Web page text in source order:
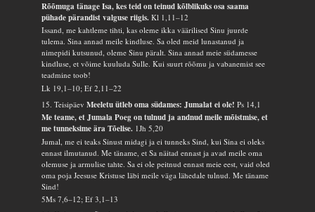
Rõõmuga tänage Isa, kes teid on teinud kõlblikuks osa saama
pühade pärandist valguse riigis.Kl 1,11–12
Issand, me kahtleme tihti, kas oleme ikka väärilised Sinu juurde
tulema. Sina annad meile kindluse. Sa oled meid lunastanud ja
nimepidi kutsunud, oleme Sinu päralt. Sina annad meie südamesse
kindluse, et võime kuuluda Sulle. Kui suurt rõõmu ja vabanemist see
teadmine toob!
Lk 19,1–10; Ef 2,11–22
15. TeisipäevMeeletu ütleb oma südames: Jumalat ei ole!Ps 14,1
Me teame, et Jumala Poeg on tulnud ja andnud meile mõistmise, et
me tunneksime ära Tõelise. 1Jh 5,20
Jumal, me ei teaks Sinust midagi ja ei tunneks Sind, kui Sina ei oleks
ennast ilmutanud. Me täname, et Sa näitad ennast ja avad meile oma
olemuse ja armulise tahte. Sa ei ole peitnud ennast meie eest, vaid oled
oma poja Jeesuse Kristuse läbi meile väga lähedale tulnud. Me täname
Sind!
5Ms 7,6–12; Ef 3,1–13